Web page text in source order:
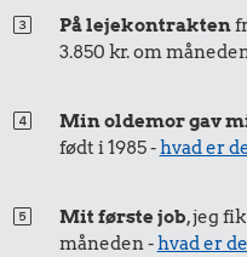
På lejekontrakten
3.850 kr. om
Min oldemor gav
født i 1985 -hvad er
Mit første job, jeg
måneden -hvad er